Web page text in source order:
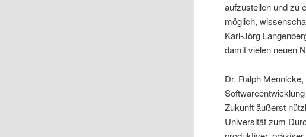
aufzustellen und zu
möglich,
Karl-Jörg
damit vielen neuen
Dr. Ralph
Zukunft äußerst
Universität zum